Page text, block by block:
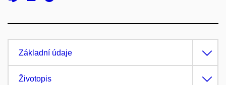
Základní údaje
Životopis